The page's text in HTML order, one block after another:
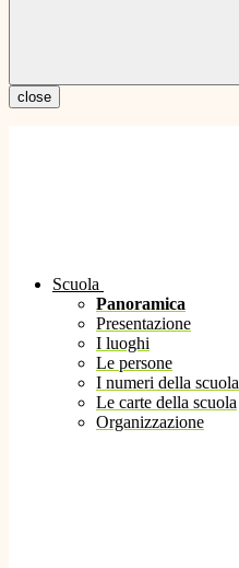
close
Scuola
Panoramica
Presentazione
I luoghi
Le persone
I numeri della scuola
Le carte della scuola
Organizzazione